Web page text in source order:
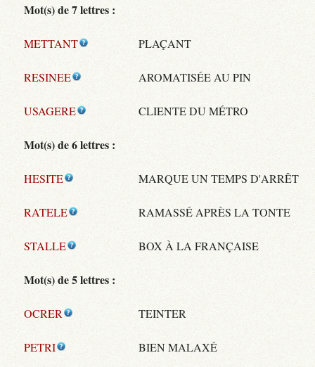
Mot(s) de 7 lettres :
METTANT PLAÇANT
RESINEE AROMATISÉE AU PIN
USAGERE CLIENTE DU MÉTRO
Mot(s) de 6 lettres :
HESITE MARQUE UN TEMPS D'ARRÊT
RATELE RAMASSÉ APRÈS LA TONTE
STALLE BOX À LA FRANÇAISE
Mot(s) de 5 lettres :
OCRER TEINTER
PETRI BIEN MALAXÉ